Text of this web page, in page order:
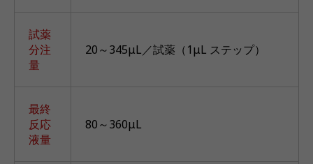
試薬
分注
量
20～345μL／試薬（1μL ステップ）
最終
反応
液量
80～360μL